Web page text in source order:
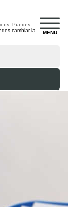
MENU
Puedes
cambiar la